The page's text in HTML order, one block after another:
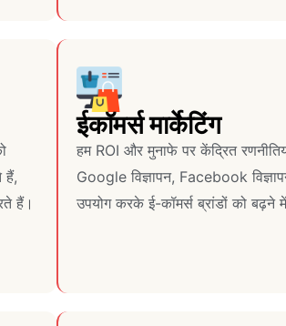
हैं,
हैं।
ईकॉमर्स मार्केटिंग
हम ROI और मुनाफे पर केंद्रित
Google विज्ञापन, Facebook
उपयोग करके ई-कॉमर्स ब्रांडों को बढ़ने